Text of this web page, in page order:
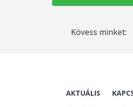
Kövess minket:
AKTUÁLIS